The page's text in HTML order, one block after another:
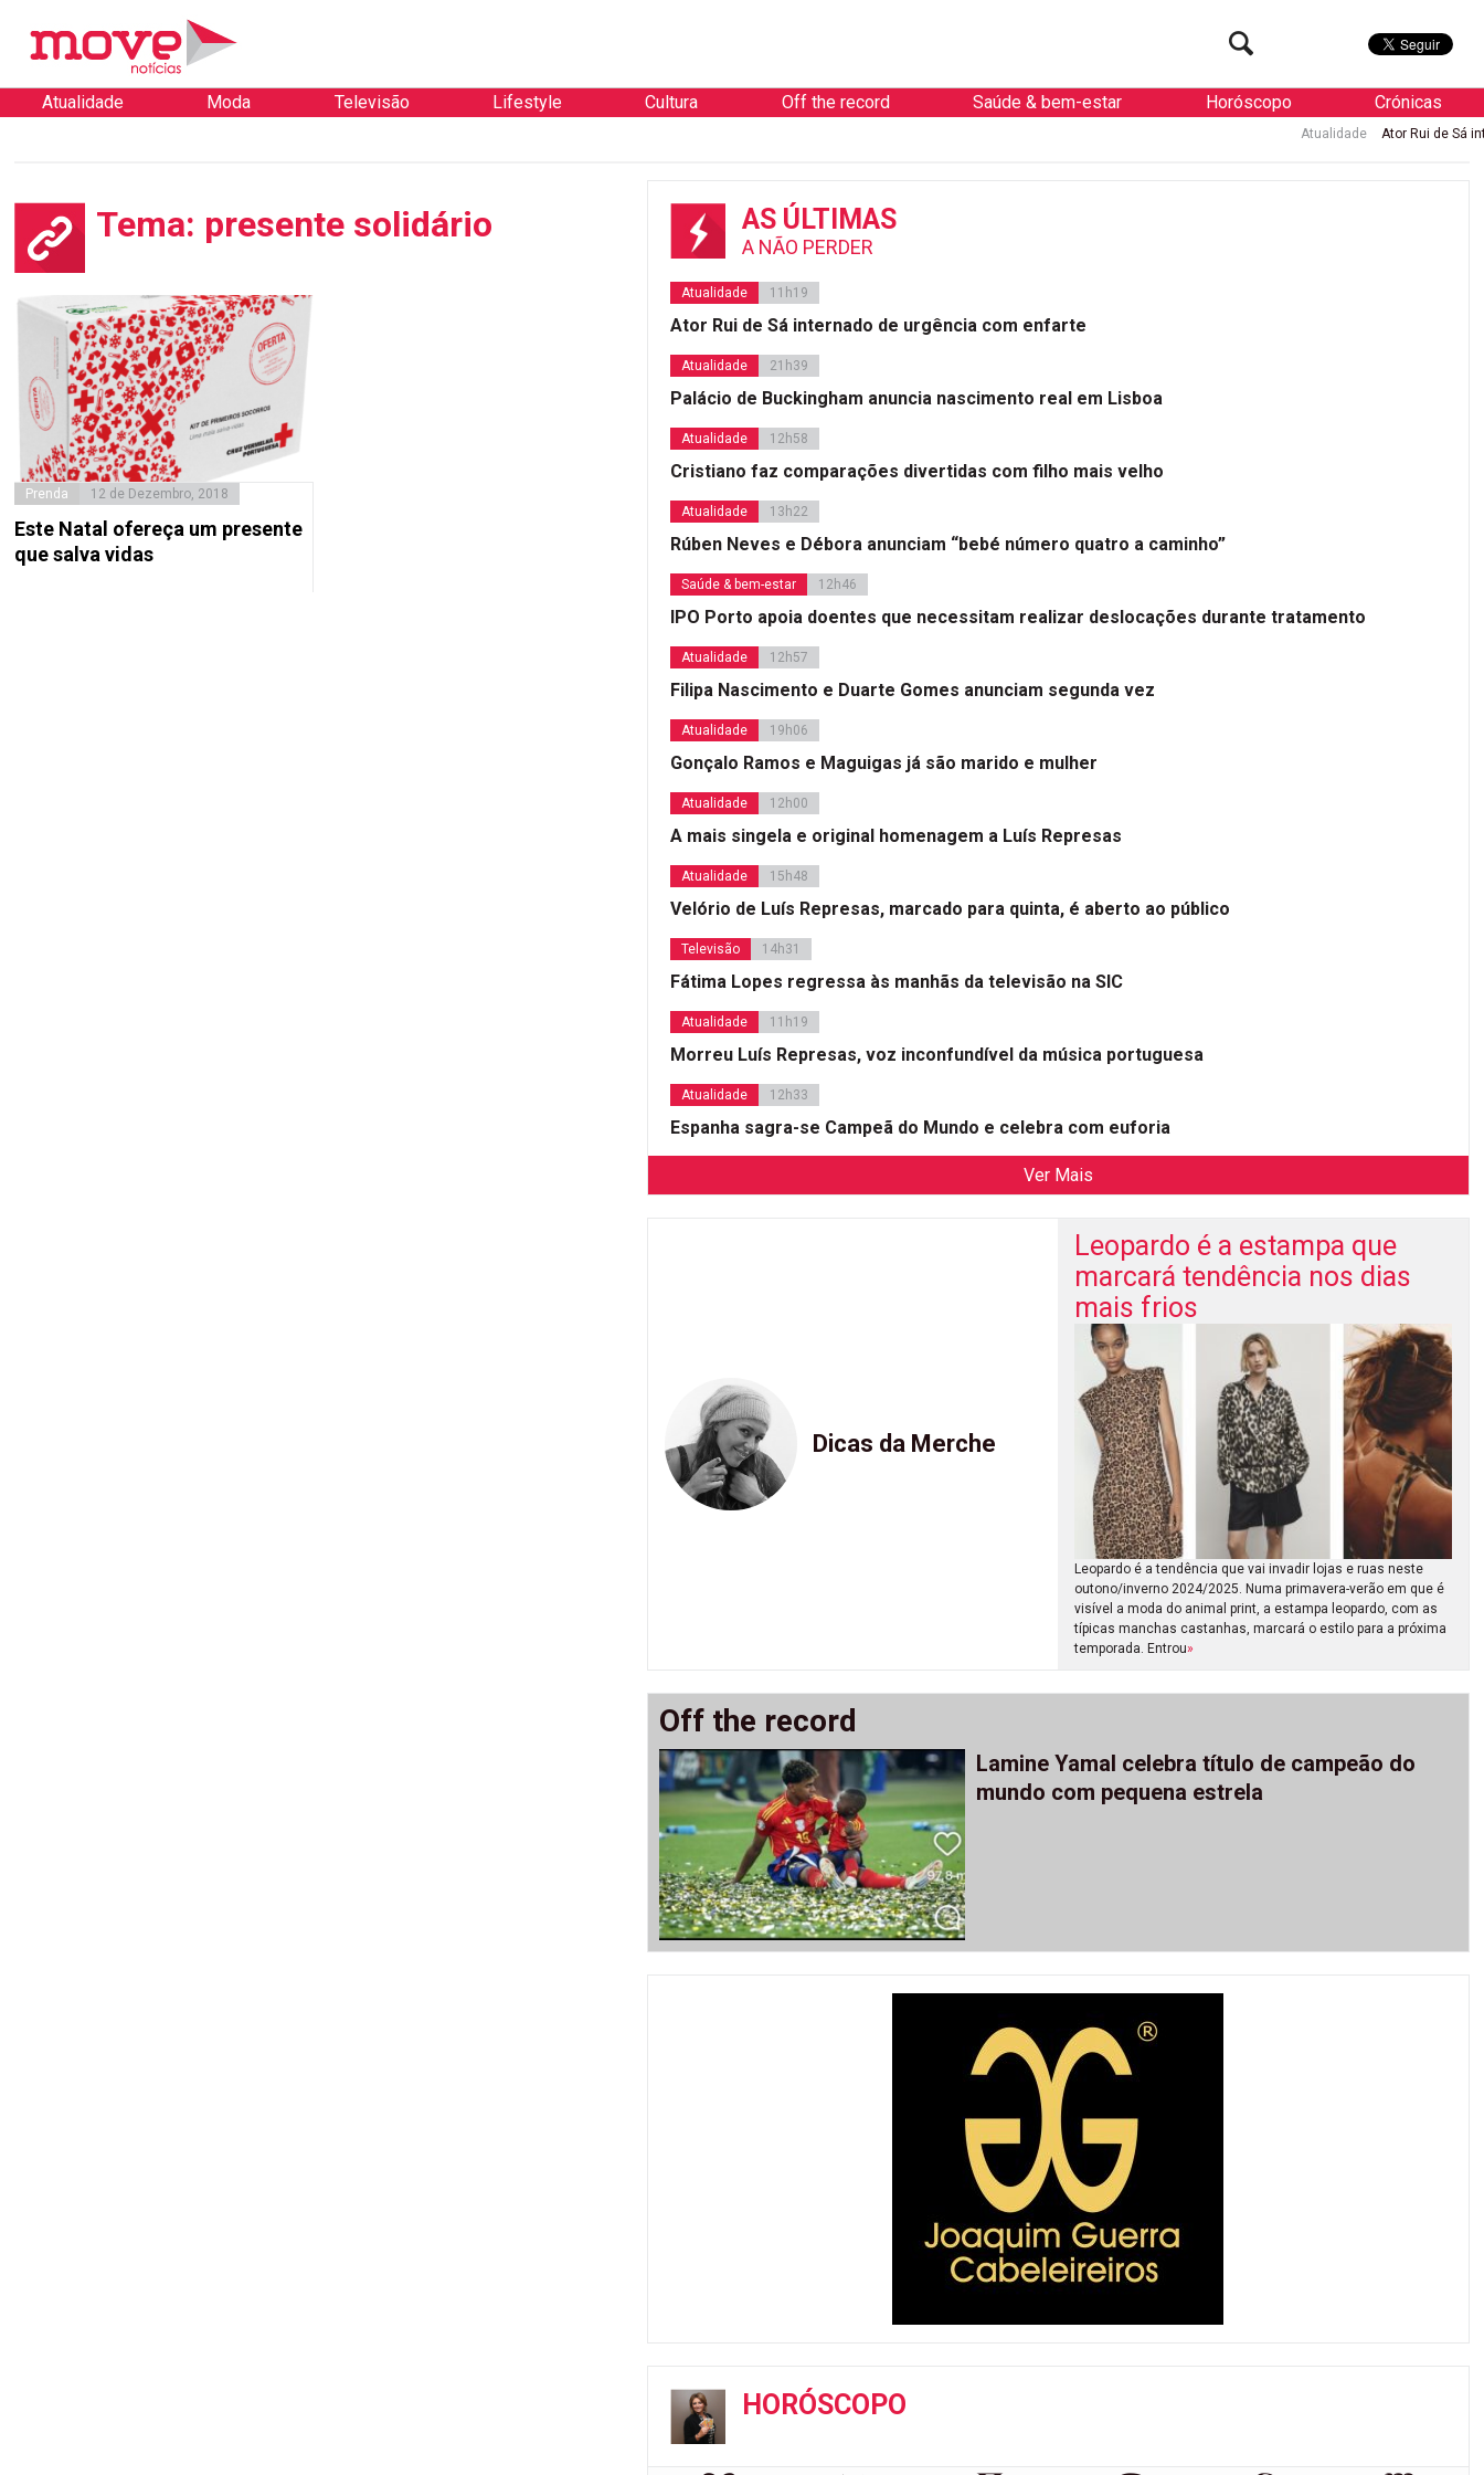
Atualidade Moda Televisão Lifestyle Cultura Off the record Saúde & bem-estar Horóscopo Crónicas
Atualidade Ator Rui de Sá
Tema: presente solidário
Prenda 12 de Dezembro, 2018
Este Natal ofereça um presente
que salva vidas
AS ÚLTIMAS
A NÃO PERDER
Atualidade 11h19
Ator Rui de Sá internado de urgência com enfarte
Atualidade 21h39
Palácio de Buckingham anuncia nascimento real em Lisboa
Atualidade 12h58
Cristiano faz comparações divertidas com filho mais velho
Atualidade 13h22
Rúben Neves e Débora anunciam “bebé número quatro a caminho”
Saúde & bem-estar 12h46
IPO Porto apoia doentes que necessitam realizar deslocações durante tratamento
Atualidade 12h57
Filipa Nascimento e Duarte Gomes anunciam segunda vez
Atualidade 19h06
Gonçalo Ramos e Maguigas já são marido e mulher
Atualidade 12h00
A mais singela e original homenagem a Luís Represas
Atualidade 15h48
Velório de Luís Represas, marcado para quinta, é aberto ao público
Televisão 14h31
Fátima Lopes regressa às manhãs da televisão na SIC
Atualidade 11h19
Morreu Luís Represas, voz inconfundível da música portuguesa
Atualidade 12h33
Espanha sagra-se Campeã do Mundo e celebra com euforia
Ver Mais
Dicas da Merche
Leopardo é a estampa que
marcará tendência nos dias
mais frios
Leopardo é a tendência que vai invadir lojas e ruas neste
outono/inverno 2024/2025. Numa primavera-verão em que é
visível a moda do animal print, a estampa leopardo, com as
típicas manchas castanhas, marcará o estilo para a próxima
temporada. Entrou»
Off the record
Lamine Yamal celebra título de campeão do
mundo com pequena estrela
HORÓSCOPO